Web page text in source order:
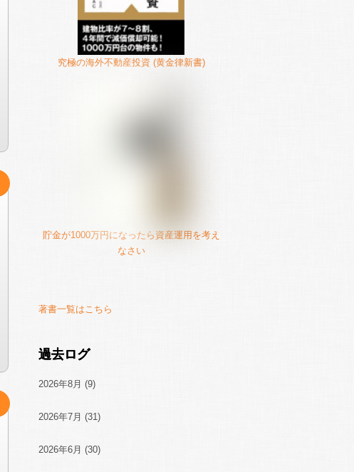
究極の海外不動産投資 (黄金律新書)
貯金が1000万円になったら資産運用を考え
なさい
著書一覧はこちら
過去ログ
2026年8月 (9)
2026年7月 (31)
2026年6月 (30)